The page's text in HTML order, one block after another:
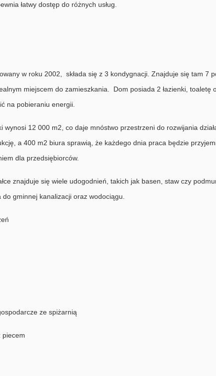
łatwy dostęp do różnych usług.
w roku 2002, składa się z 3 kondygnacji. Znajduje się tam
miejscem do zamieszkania. Dom posiada 2 łazienki,
na pobieraniu energii.
wynosi 12 000 m2, co daje mnóstwo przestrzeni do rozwijania
a 400 m2 biura sprawią, że każdego dnia praca będzie
dla przedsiębiorców.
znajduje się wiele udogodnień, takich jak basen, staw czy
do gminnej kanalizacji oraz wodociągu.
ze spiżarnią
piecem